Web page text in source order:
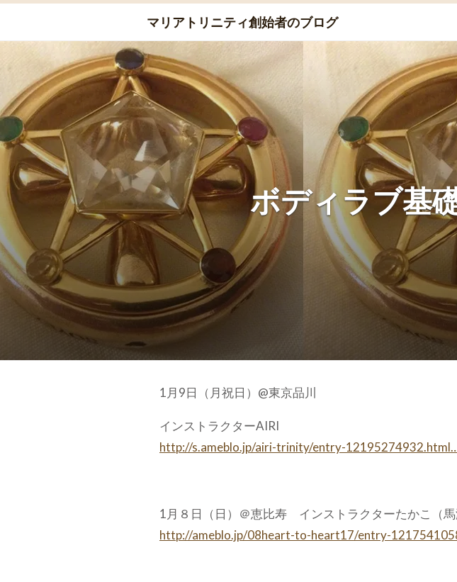
マリアトリニティ創始者のブログ
ボディラブ基
1月9日（月祝日）@東京品川
インストラクターAIRI
http://s.ameblo.jp/airi-trinity/entry-
1月８日（日）＠恵比寿 インストラクターたかこ（馬
http://ameblo.jp/08heart-to-heart17/entry-